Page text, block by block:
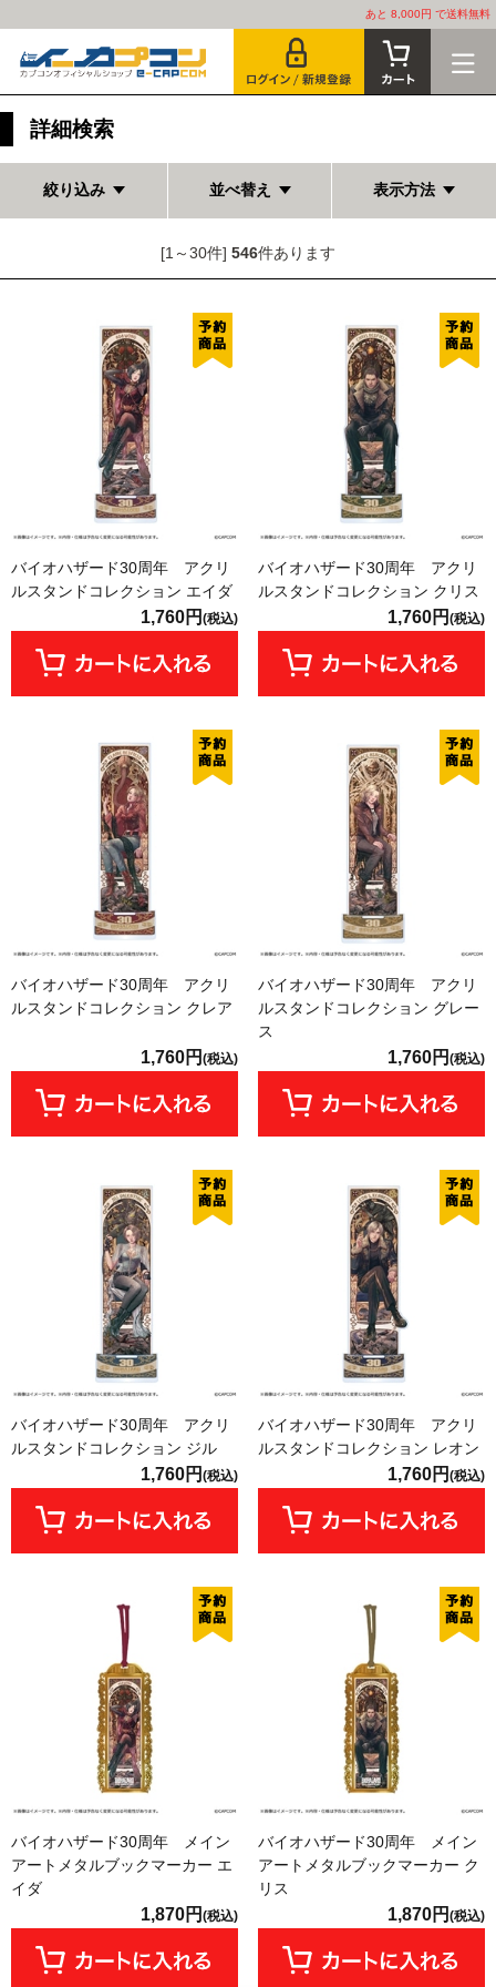
あと 8,000円 で送料無料
詳細検索
絞り込み 並べ替え 表示方法
[1～30件] 546件あります
バイオハザード30周年 アクリ
ルスタンドコレクション エイダ
1,760円 (税込)
バイオハザード30周年 アクリ
ルスタンドコレクション クリス
1,760円 (税込)
バイオハザード30周年 アクリ
ルスタンドコレクション クレア
1,760円 (税込)
バイオハザード30周年 アクリ
ルスタンドコレクション グレー
ス
1,760円 (税込)
バイオハザード30周年 アクリ
ルスタンドコレクション ジル
1,760円 (税込)
バイオハザード30周年 アクリ
ルスタンドコレクション レオン
1,760円 (税込)
バイオハザード30周年 メイン
アートメタルブックマーカー エ
イダ
1,870円 (税込)
バイオハザード30周年 メイン
アートメタルブックマーカー ク
リス
1,870円 (税込)